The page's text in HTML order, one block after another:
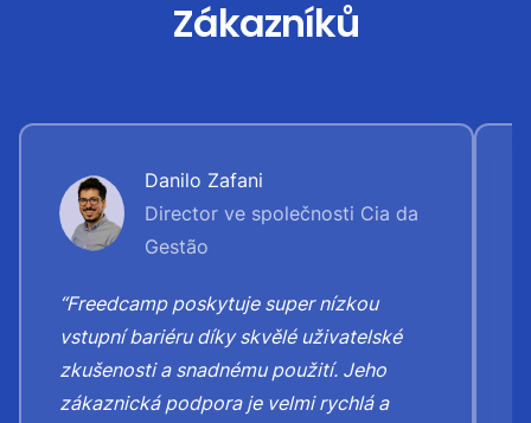
Zákazníků
Danilo Zafani
Director ve společnosti Cia da
Gestão
“Freedcamp poskytuje super nízkou
vstupní bariéru díky skvělé uživatelské
zkušenosti a snadnému použití. Jeho
zákaznická podpora je velmi rychlá a